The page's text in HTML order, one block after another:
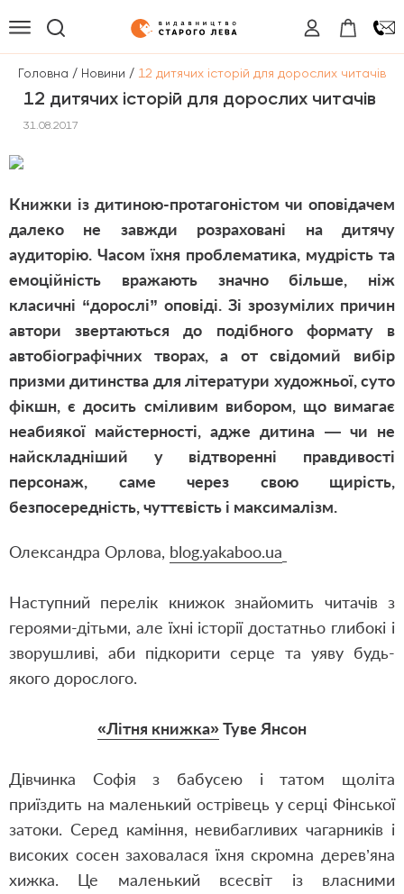
Головна / Новини / 12 дитячих історій для дорослих читачів
12 дитячих історій для дорослих читачів
31.08.2017
Книжки із дитиною-протагоністом чи оповідачем
далеко не завжди розраховані на дитячу
аудиторію. Часом їхня проблематика, мудрість та
емоційність вражають значно більше, ніж
класичні “дорослі” оповіді. Зі зрозумілих причин
автори звертаються до подібного формату в
автобіографічних творах, а от свідомий вибір
призми дитинства для літератури художньої, суто
фікшн, є досить сміливим вибором, що вимагає
неабиякої майстерності, адже дитина — чи не
найскладніший у відтворенні правдивості
персонаж, саме через свою щирість,
безпосередність, чуттєвість і максималізм.
Олександра Орлова, blog.yakaboo.ua
Наступний перелік книжок знайомить читачів з
героями-дітьми, але їхні історії достатньо глибокі і
зворушливі, аби підкорити серце та уяву будь-
якого дорослого.
«Літня книжка»Туве Янсон
Дівчинка Софія з бабусею і татом щоліта
приїздить на маленький острівець у серці Фінської
затоки. Серед каміння, невибагливих чагарників і
високих сосен заховалася їхня скромна дерев’яна
хижка. Це маленький всесвіт із власними